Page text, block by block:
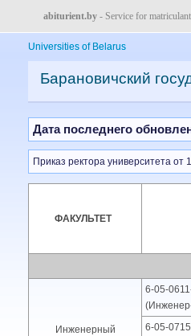
abiturient.by - Service for
Universities of Belarus
Барановичский
Дата последнего
Приказ ректора университета
ФАКУЛЬТЕТ
Инженерный
6-05-
6-05-